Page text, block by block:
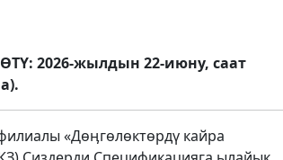
2026-жылдын 22-июну, саат
«Дѳӊгѳлѳктѳрдү кайра